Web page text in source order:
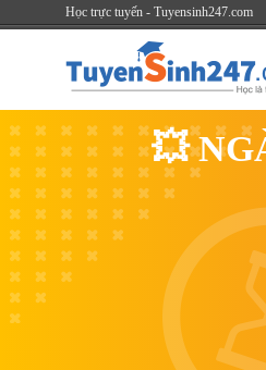
Học trực tuyến - Tuyensinh247.com
💥